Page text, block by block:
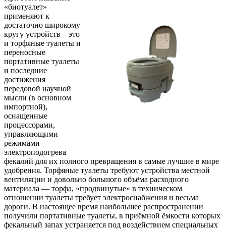
«биотуалет»
применяют к
достаточно широкому
кругу устройств – это
и торфяные туалеты и
переносные
портативные туалеты
и последние
достижения
передовой научной
мысли (в основном
импортной),
оснащенные
процессорами,
управляющими
режимами
электроподогрева
фекалий для их полного превращения в самые лучшие в мире
удобрения. Торфяные туалеты требуют устройства местной
вентиляции и довольно большого объёма расходного
материала — торфа, «продвинутые» в техническом
отношении туалеты требует электроснабжения и весьма
дороги. В настоящее время наибольшее распространении
получили портативные туалеты, в приёмной ёмкости которых
фекальный запах устраняется под воздействием специальных